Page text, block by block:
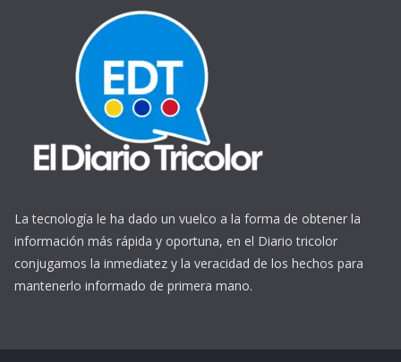
La tecnología le ha dado un vuelco a la forma de obtener la
información más rápida y oportuna, en el Diario tricolor
conjugamos la inmediatez y la veracidad de los hechos para
mantenerlo informado de primera mano.